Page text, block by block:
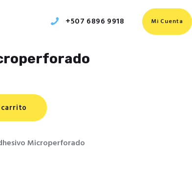
+507 6896 9918‬ Mi Cuenta
Microperforado